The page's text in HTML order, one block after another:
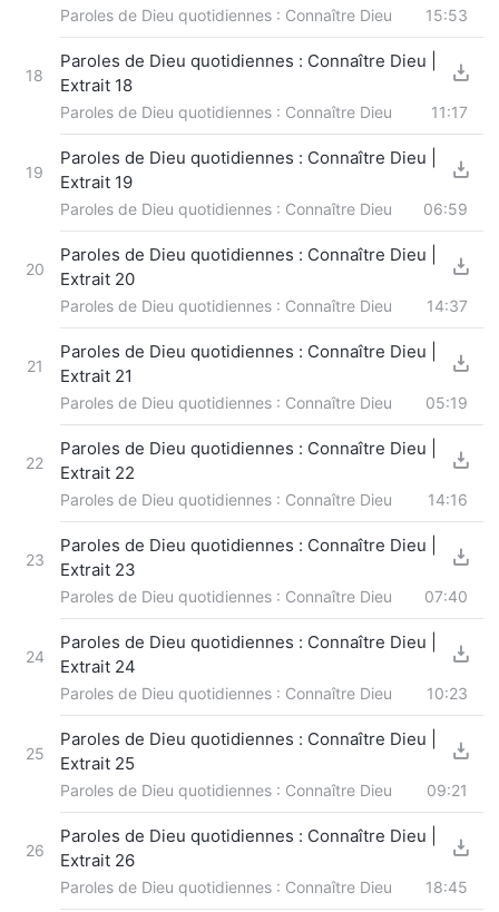
Paroles de Dieu quotidiennes : Connaître Dieu 15:53
18
Paroles de Dieu quotidiennes : Connaître Dieu |
Extrait 18
Paroles de Dieu quotidiennes : Connaître Dieu 11:17
19
Paroles de Dieu quotidiennes : Connaître Dieu |
Extrait 19
Paroles de Dieu quotidiennes : Connaître Dieu 06:59
20
Paroles de Dieu quotidiennes : Connaître Dieu |
Extrait 20
Paroles de Dieu quotidiennes : Connaître Dieu 14:37
21
Paroles de Dieu quotidiennes : Connaître Dieu |
Extrait 21
Paroles de Dieu quotidiennes : Connaître Dieu 05:19
22
Paroles de Dieu quotidiennes : Connaître Dieu |
Extrait 22
Paroles de Dieu quotidiennes : Connaître Dieu 14:16
23
Paroles de Dieu quotidiennes : Connaître Dieu |
Extrait 23
Paroles de Dieu quotidiennes : Connaître Dieu 07:40
24
Paroles de Dieu quotidiennes : Connaître Dieu |
Extrait 24
Paroles de Dieu quotidiennes : Connaître Dieu 10:23
25
Paroles de Dieu quotidiennes : Connaître Dieu |
Extrait 25
Paroles de Dieu quotidiennes : Connaître Dieu 09:21
26
Paroles de Dieu quotidiennes : Connaître Dieu |
Extrait 26
Paroles de Dieu quotidiennes : Connaître Dieu 18:45